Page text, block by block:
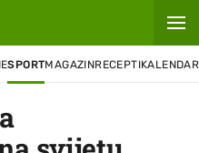
SPORTMAGAZINRECEPTIKALENDAR